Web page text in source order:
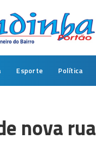
Esporte Política
nova rua